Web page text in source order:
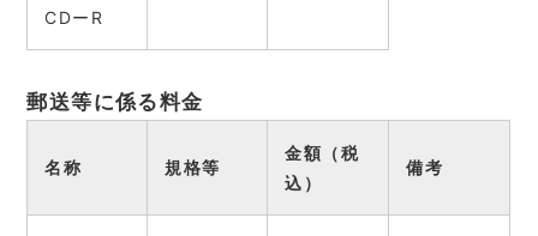
CDーR
郵送等に係る料金
名称 規格等
金額（税
込）
備考